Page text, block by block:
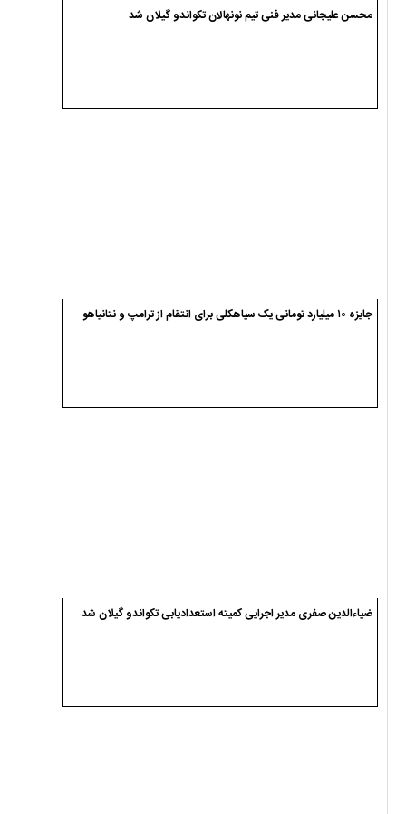
محسن علیجانی مدیر فنی تیم نونهالان تکواندو گیلان شد
جایزه ۱۰ میلیارد تومانی یک سیاهکلی برای انتقام از ترامپ و نتانیاهو
ضیاءالدین صفری مدیر اجرایی کمیته استعدادیابی تکواندو گیلان شد